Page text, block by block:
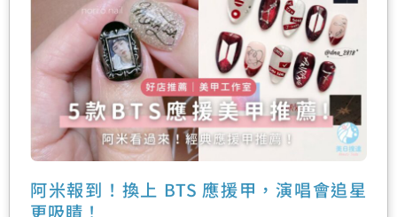
阿米報到！換上 BTS 應援甲，演唱會追星
更吸睛！